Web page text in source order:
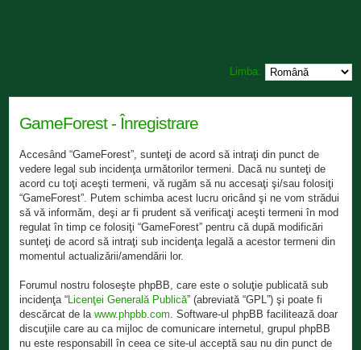
Limba:
GameForest - Înregistrare
Accesând “GameForest”, sunteţi de acord să intraţi din punct de
vedere legal sub incidenţa următorilor termeni. Dacă nu sunteţi de
acord cu toţi aceşti termeni, vă rugăm să nu accesaţi şi/sau folosiţi
“GameForest”. Putem schimba acest lucru oricând şi ne vom strădui
să vă informăm, deşi ar fi prudent să verificaţi aceşti termeni în mod
regulat în timp ce folosiţi “GameForest” pentru că după modificări
sunteţi de acord să intraţi sub incidenţa legală a acestor termeni din
momentul actualizării/amendării lor.
Forumul nostru foloseşte phpBB, care este o soluţie publicată sub
incidenţa “Licenţei Generală Publică” (abreviată “GPL”) şi poate fi
descărcat de lawww.phpbb.com . Software-ul phpBB facilitează doar
discuţiile care au ca mijloc de comunicare internetul, grupul phpBB
nu este responsabill în ceea ce site-ul acceptă sau nu din punct de